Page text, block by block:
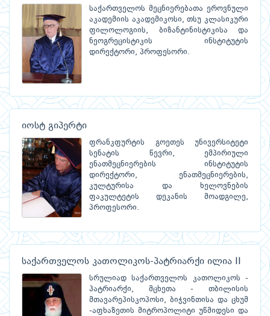
საქართველოს მეცნიერებათა ეროვნული
აკადემიის აკადემიკოსი, თსუ კლასიკური
ფილოლოგიის, ბიზანტინისტიკისა და
ნეოგრეცისტიკის ინსტიტუტის
დირექტორი, პროფესორი.
იოსტ გიპერტი
ფრანკფურტის გოეთეს უნივერსიტეტი
სენატის წევრი, ემპირიული
ენათმეცნიერების ინსტიტუტის
დირექტორი, ენათმეცნიერების,
კულტურისა და ხელოვნების
ფაკულტეტის დეკანის მოადგილე,
პროფესორი.
საქართველოს კათოლიკოს-პატრიარქი ილია II
სრულიად საქართველოს კათოლიკოს -
პატრიარქი, მცხეთა - თბილისის
მთავარეპისკოპოსი, ბიჭვინთისა და ცხუმ
-აფხაზეთის მიტროპოლიტი უწმიდესი და